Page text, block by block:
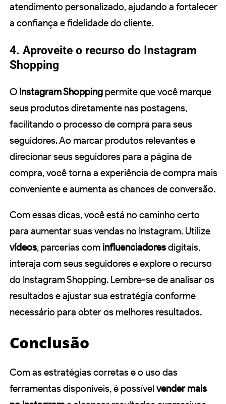
atendimento personalizado, ajudando a fortalecer
a confiança e fidelidade do cliente.
4. Aproveite o recurso do Instagram
Shopping
O Instagram Shopping permite que você marque
seus produtos diretamente nas postagens,
facilitando o processo de compra para seus
seguidores. Ao marcar produtos relevantes e
direcionar seus seguidores para a página de
compra, você torna a experiência de compra mais
conveniente e aumenta as chances de conversão.
Com essas dicas, você está no caminho certo
para aumentar suas vendas no Instagram. Utilize
vídeos, parcerias com influenciadoresdigitais,
interaja com seus seguidores e explore o recurso
do Instagram Shopping. Lembre-se de analisar os
resultados e ajustar sua estratégia conforme
necessário para obter os melhores resultados.
Conclusão
Com as estratégias corretas e o uso das
ferramentas disponíveis, é possível vender mais